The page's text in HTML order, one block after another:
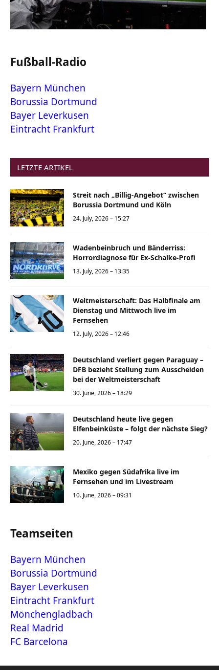
Fußball-Radio
Bayern München
Borussia Dortmund
Bayer Leverkusen
Eintracht Frankfurt
LETZTE ARTIKEL
Streit nach „Billig-Angebot“ zwischen
Borussia Dortmund und Köln
24. July, 2026 – 15:27
Wadenbeinbruch und Bänderriss:
Horrordiagnose für Ex-Schalke-Profi
13. July, 2026 – 13:35
Weltmeisterschaft: Das Halbfinale am
Dienstag und Mittwoch live im
Fernsehen
12. July, 2026 – 12:46
Deutschland verliert gegen Paraguay –
DFB bezieht Stellung zum Ausscheiden
bei der Weltmeisterschaft
30. June, 2026 – 18:29
Deutschland heute live gegen
Elfenbeinküste – folgt der nächste Sieg?
20. June, 2026 – 17:47
Mexiko gegen Südafrika live im
Fernsehen und im Livestream
10. June, 2026 – 09:31
Teamseiten
Bayern München
Borussia Dortmund
Bayer Leverkusen
Eintracht Frankfurt
Mönchengladbach
Real Madrid
FC Barcelona